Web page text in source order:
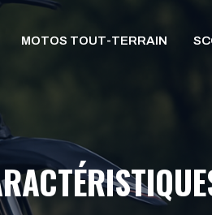
MOTOS TOUT-TERRAIN